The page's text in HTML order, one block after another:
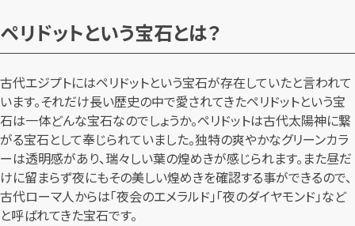
ペリドットという宝石とは？
古代エジプトにはペリドットという宝石が存在していたと言われて
います。それだけ長い歴史の中で愛されてきたペリドットという宝
石は一体どんな宝石なのでしょうか。ペリドットは古代太陽神に繋
がる宝石として奉じられていました。独特の爽やかなグリーンカラ
ーは透明感があり、瑞々しい葉の煌めきが感じられます。また昼だ
けに留まらず夜にもその美しい煌めきを確認する事ができるので、
古代ローマ人からは「夜会のエメラルド」「夜のダイヤモンド」など
と呼ばれてきた宝石です。